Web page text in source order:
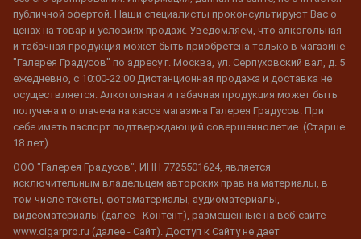
публичной офертой. Наши специалисты проконсультируют Вас о
ценах на товар и условиях продаж. Уведомляем, что алкогольная
и табачная продукция может быть приобретена только в магазине
"Галерея Градусов" по адресу г. Москва, ул. Серпуховский вал, д. 5
ежедневно, с 10:00-22:00 Дистанционная продажа и доставка не
осуществляется. Алкогольная и табачная продукция может быть
получена и оплачена на кассе магазина Галерея Градусов. При
себе иметь паспорт подтверждающий совершеннолетие. (Старше
18 лет)
ООО "Галерея Градусов", ИНН 7725501624, является
исключительным владельцем авторских прав на материалы, в
том числе тексты, фотоматериалы, аудиоматериалы,
видеоматериалы (далее - Контент), размещенные на веб-сайте
www.cigarpro.ru (далее - Сайт). Доступ к Сайту не дает